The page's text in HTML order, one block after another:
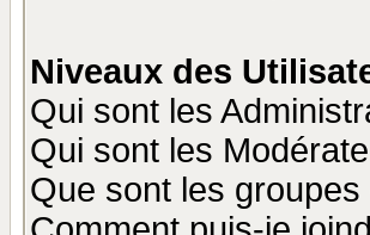
Niveaux des
Qui sont les
Qui sont les
Que sont les